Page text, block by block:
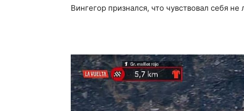
Вингегор признался, что чувствовал себя